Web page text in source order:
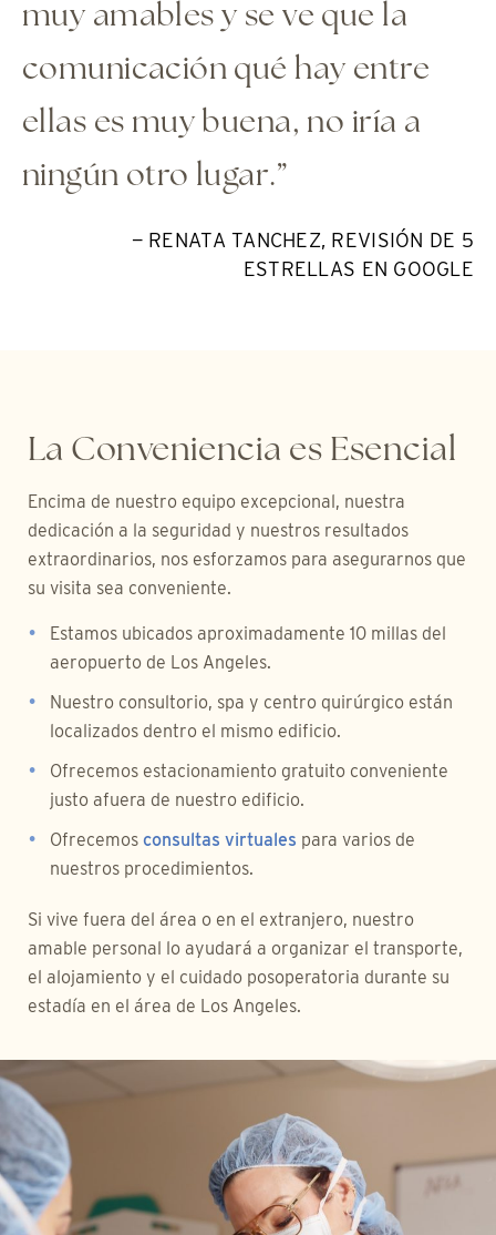
muy amables y se ve que la
comunicación qué hay entre
ellas es muy buena, no iría a
ningún otro lugar.”
— RENATA TANCHEZ, REVISIÓN DE 5
ESTRELLAS EN GOOGLE
La Conveniencia es Esencial
Encima de nuestro equipo excepcional, nuestra
dedicación a la seguridad y nuestros resultados
extraordinarios, nos esforzamos para asegurarnos que
su visita sea conveniente.
Estamos ubicados aproximadamente 10 millas del
aeropuerto de Los Angeles.
Nuestro consultorio, spa y centro quirúrgico están
localizados dentro el mismo edificio.
Ofrecemos estacionamiento gratuito conveniente
justo afuera de nuestro edificio.
Ofrecemos consultas virtuales para varios de
nuestros procedimientos.
Si vive fuera del área o en el extranjero, nuestro
amable personal lo ayudará a organizar el transporte,
el alojamiento y el cuidado posoperatoria durante su
estadía en el área de Los Angeles.